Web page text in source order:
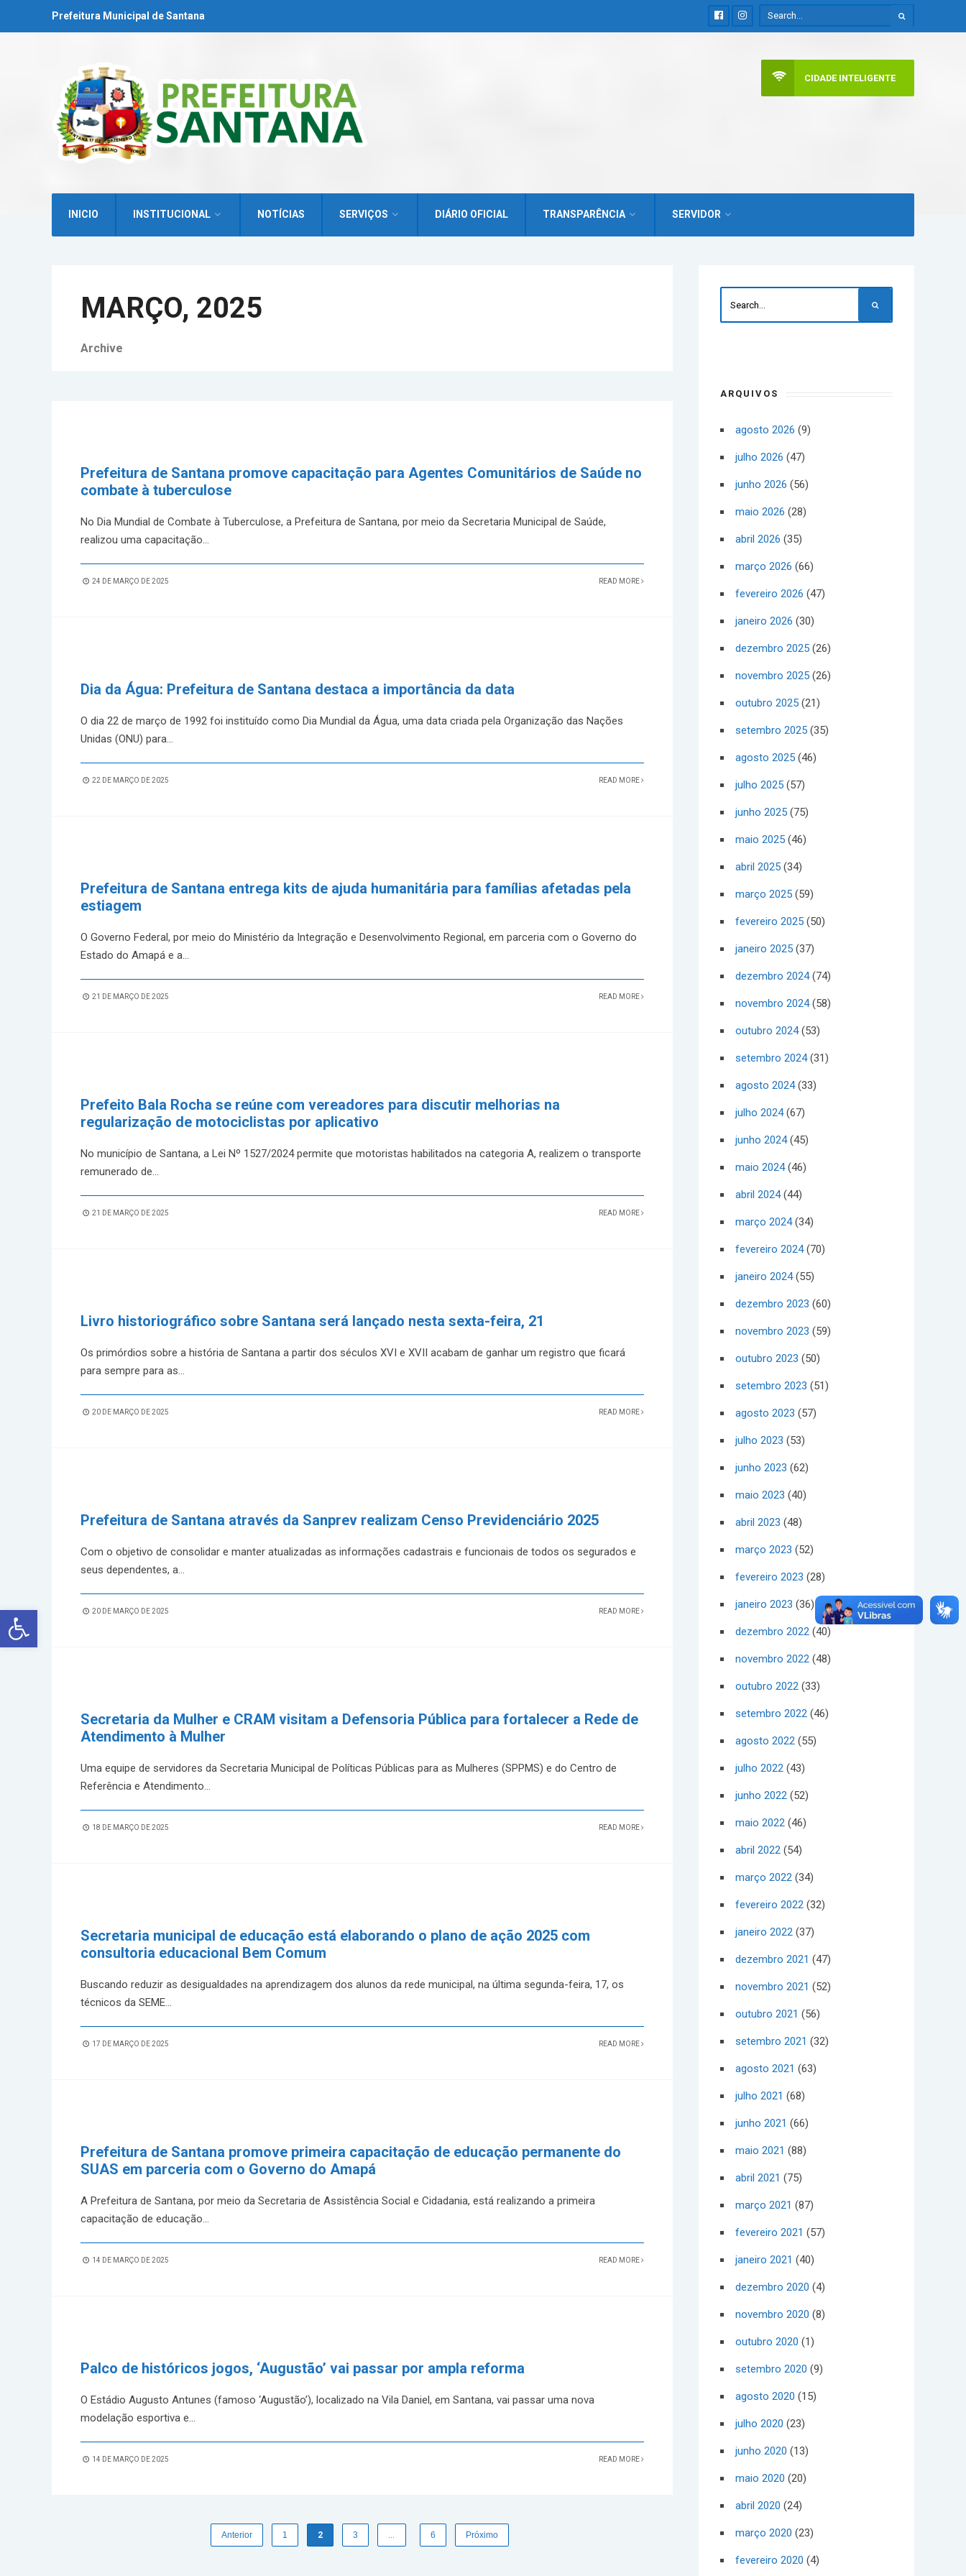
Abrir a barra de ferramentas
Prefeitura Municipal de Santana
INICIO INSTITUCIONAL NOTÍCIAS SERVIÇOS DIÁRIO OFICIAL TRANSPARÊNCIA SERVIDOR
CIDADE INTELIGENTE
MARÇO, 2025
Archive
Prefeitura de Santana promove capacitação para Agentes Comunitários de Saúde no
combate à tuberculose
No Dia Mundial de Combate à Tuberculose, a Prefeitura de Santana, por meio da Secretaria Municipal de Saúde,
realizou uma capacitação...
24 DE MARÇO DE 2025 READ MORE
Dia da Água: Prefeitura de Santana destaca a importância da data
O dia 22 de março de 1992 foi instituído como Dia Mundial da Água, uma data criada pela Organização das Nações
Unidas (ONU) para...
22 DE MARÇO DE 2025 READ MORE
Prefeitura de Santana entrega kits de ajuda humanitária para famílias afetadas pela
estiagem
O Governo Federal, por meio do Ministério da Integração e Desenvolvimento Regional, em parceria com o Governo do
Estado do Amapá e a...
21 DE MARÇO DE 2025 READ MORE
Prefeito Bala Rocha se reúne com vereadores para discutir melhorias na
regularização de motociclistas por aplicativo
No município de Santana, a Lei Nº 1527/2024 permite que motoristas habilitados na categoria A, realizem o transporte
remunerado de...
21 DE MARÇO DE 2025 READ MORE
Livro historiográfico sobre Santana será lançado nesta sexta-feira, 21
Os primórdios sobre a história de Santana a partir dos séculos XVI e XVII acabam de ganhar um registro que ficará
para sempre para as...
20 DE MARÇO DE 2025 READ MORE
Prefeitura de Santana através da Sanprev realizam Censo Previdenciário 2025
Com o objetivo de consolidar e manter atualizadas as informações cadastrais e funcionais de todos os segurados e
seus dependentes, a...
20 DE MARÇO DE 2025 READ MORE
Secretaria da Mulher e CRAM visitam a Defensoria Pública para fortalecer a Rede de
Atendimento à Mulher
Uma equipe de servidores da Secretaria Municipal de Políticas Públicas para as Mulheres (SPPMS) e do Centro de
Referência e Atendimento...
18 DE MARÇO DE 2025 READ MORE
Secretaria municipal de educação está elaborando o plano de ação 2025 com
consultoria educacional Bem Comum
Buscando reduzir as desigualdades na aprendizagem dos alunos da rede municipal, na última segunda-feira, 17, os
técnicos da SEME...
17 DE MARÇO DE 2025 READ MORE
Prefeitura de Santana promove primeira capacitação de educação permanente do
SUAS em parceria com o Governo do Amapá
A Prefeitura de Santana, por meio da Secretaria de Assistência Social e Cidadania, está realizando a primeira
capacitação de educação...
14 DE MARÇO DE 2025 READ MORE
Palco de históricos jogos, ‘Augustão’ vai passar por ampla reforma
O Estádio Augusto Antunes (famoso ‘Augustão’), localizado na Vila Daniel, em Santana, vai passar uma nova
modelação esportiva e...
14 DE MARÇO DE 2025 READ MORE
Anterior 1 2 3 … 6 Próximo
ARQUIVOS
agosto 2026 (9)
julho 2026 (47)
junho 2026 (56)
maio 2026 (28)
abril 2026 (35)
março 2026 (66)
fevereiro 2026 (47)
janeiro 2026 (30)
dezembro 2025 (26)
novembro 2025 (26)
outubro 2025 (21)
setembro 2025 (35)
agosto 2025 (46)
julho 2025 (57)
junho 2025 (75)
maio 2025 (46)
abril 2025 (34)
março 2025 (59)
fevereiro 2025 (50)
janeiro 2025 (37)
dezembro 2024(74)
novembro 2024(58)
outubro 2024(53)
setembro 2024(31)
agosto 2024(33)
julho 2024(67)
junho 2024(45)
maio 2024(46)
abril 2024(44)
março 2024(34)
fevereiro 2024(70)
janeiro 2024(55)
dezembro 2023 (60)
novembro 2023 (59)
outubro 2023 (50)
setembro 2023 (51)
agosto 2023 (57)
julho 2023 (53)
junho 2023 (62)
maio 2023 (40)
abril 2023 (48)
março 2023 (52)
fevereiro 2023 (28)
janeiro 2023 (36)
dezembro 2022 (40)
novembro 2022 (48)
outubro 2022 (33)
setembro 2022 (46)
agosto 2022 (55)
julho 2022 (43)
junho 2022 (52)
maio 2022 (46)
abril 2022 (54)
março 2022 (34)
fevereiro 2022 (32)
janeiro 2022 (37)
dezembro 2021 (47)
novembro 2021 (52)
outubro 2021 (56)
setembro 2021 (32)
agosto 2021 (63)
julho 2021 (68)
junho 2021 (66)
maio 2021 (88)
abril 2021 (75)
março 2021 (87)
fevereiro 2021 (57)
janeiro 2021 (40)
dezembro 2020 (4)
novembro 2020 (8)
outubro 2020 (1)
setembro 2020 (9)
agosto 2020 (15)
julho 2020 (23)
junho 2020 (13)
maio 2020 (20)
abril 2020 (24)
março 2020 (23)
fevereiro 2020 (4)